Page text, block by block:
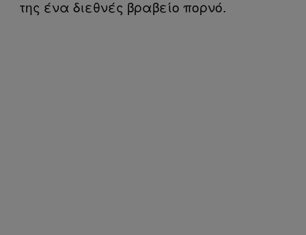
της ένα διεθνές βραβείο πορνό.